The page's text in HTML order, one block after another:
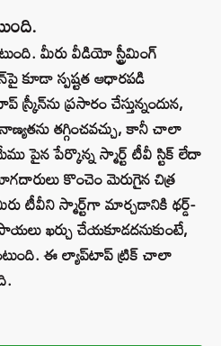
మీరు వీడియో స్ట్రీమింగ్
కూడా స్పష్టత ఆధారపడి
ప్రసారం చేస్తున్నందున,
తగ్గించవచ్చు, కానీ చాలా
పైన పేర్కొన్న స్మార్ట్ టీవీ స్టిక్ లేదా
కొంచెం మెరుగైన చిత్ర
టీవీని స్మార్ట్‌గా మార్చడానికి థర్డ్-
ఖర్చు చేయకూడదనుకుంటే,
ఈ ల్యాప్‌టాప్ ట్రిక్ చాలా